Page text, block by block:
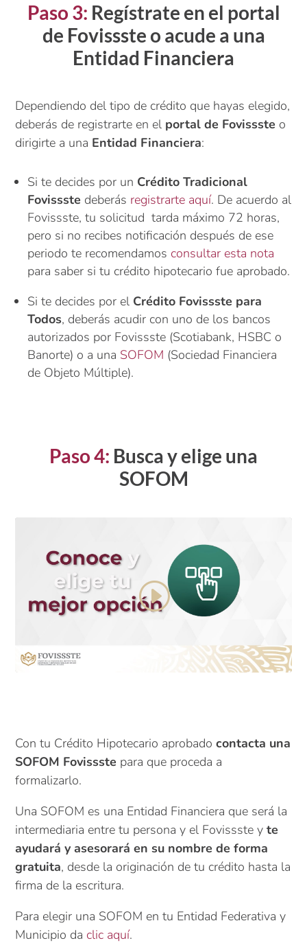
Paso 3: Regístrate en el portal
de Fovissste o acude a una
Entidad Financiera
Dependiendo del tipo de crédito que hayas elegido,
deberás de registrarte en el portal de Fovissste o
dirigirte a una Entidad Financiera:
Si te decides por un Crédito Tradicional
Fovissste deberás registrarte aquí. De acuerdo al
Fovissste, tu solicitud tarda máximo 72 horas,
pero si no recibes notificación después de ese
periodo te recomendamos consultar esta nota
para saber si tu crédito hipotecario fue aprobado.
Si te decides por el Crédito Fovissste para
Todos, deberás acudir con uno de los bancos
autorizados por Fovissste (Scotiabank, HSBC o
Banorte) o a una SOFOM (Sociedad Financiera
de Objeto Múltiple).
Paso 4: Busca y elige una
SOFOM
Haz clic para aceptar cookies de marketing y
permitir este contenido
Con tu Crédito Hipotecario aprobadocontacta una
SOFOM Fovissste para que proceda a
formalizarlo.
Una SOFOM es una Entidad Financiera que será la
intermediaria entre tu persona y el Fovissste yte
ayudará y asesorará en su nombre de forma
gratuita, desde la originación de tu crédito hasta la
firma de la escritura.
Para elegir una SOFOM en tu Entidad Federativa y
Municipio da clic aquí.